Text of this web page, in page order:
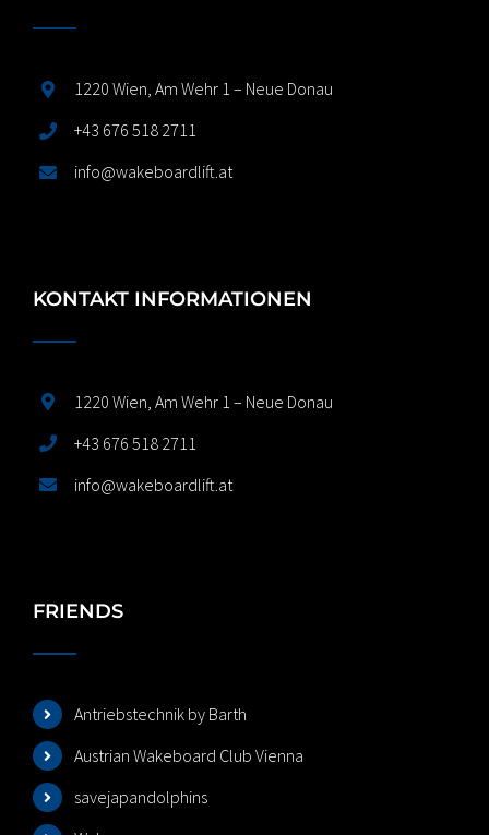
1220 Wien, Am Wehr 1 – Neue Donau
+43 676 518 2711
info@wakeboardlift.at
KONTAKT INFORMATIONEN
1220 Wien, Am Wehr 1 – Neue Donau
+43 676 518 2711
info@wakeboardlift.at
FRIENDS
Antriebstechnik by Barth
Austrian Wakeboard Club Vienna
savejapandolphins